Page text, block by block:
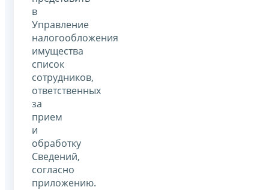
в
Управление
налогообложения
имущества
список
сотрудников,
ответственных
за
прием
и
обработку
Сведений,
согласно
приложению.